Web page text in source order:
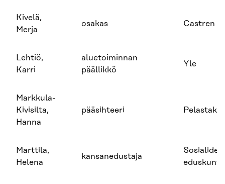
Kivelä,
Merja
osakas Castren
Lehtiö,
Karri
aluetoiminnan
päällikkö
Yle
Markkula-
Kivisilta,
Hanna
pääsihteeri
Marttila,
Helena
kansanedustaja